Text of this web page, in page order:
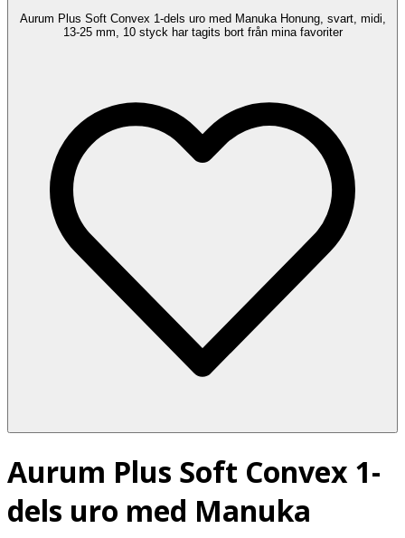
Aurum Plus Soft Convex 1-dels uro med Manuka Honung, svart, midi,
13-25 mm, 10 styck har tagits bort från mina favoriter
Aurum Plus Soft Convex 1-
dels uro med Manuka